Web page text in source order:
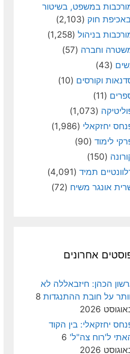
במשפט, בשיטור
חוק (2,103)
בניהול (1,258)
וחברה (57)
(43)
וקורסים (10)
(11)
(1,073)
יחזקאלי (1,986)
לימוד (90)
(150)
תמיד (4,091)
אונגר משיח (72)
אחרונים
הכהן: חיזבאללה לא
על חובת ההתנגדות 8
2026
יחזקאלי: בין הקוד
ל'רוח צה"ל' 6
2026